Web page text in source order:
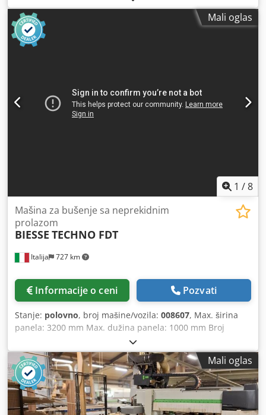
Pozicioniranje putem NC upravljača: da Bočne
horizontalne grupe: da
Mali oglas
1 /8
Italija 727 km
Mašina za bušenje sa neprekidnim
prolazom
BIESSE TECHNO FDT
Informacije o ceni Pozvati
Stanje: polovno, broj mašine/vozila: 008607, Max. širina
panela: 3200 mm Max. dužina panela: 1000 mm Broj
agregata: 6 Broj agregata: 4 Bočne horizontalne grupe: da
Dkjdpfx Amszqz N Eoyor
Mali oglas